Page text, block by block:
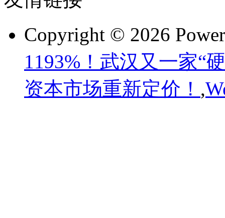
Copyright © 2026
1193%！武汉又一家“
资本市场重新定价！ ,